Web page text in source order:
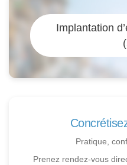
Implantation
Pratique,
Prenez rendez-vous